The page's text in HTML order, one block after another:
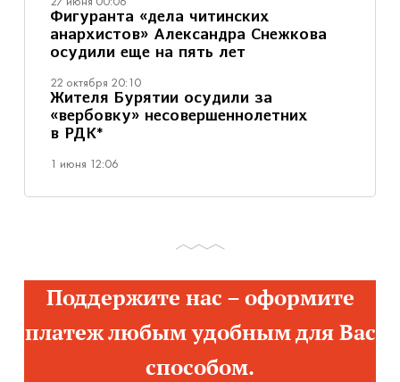
Фигуранта «дела читинских
анархистов» Александра Снежкова
осудили еще на пять лет
22 октября 20:10
Жителя Бурятии осудили за
«вербовку» несовершеннолетних
в РДК*
1 июня 12:06
Поддержите нас – оформите
платеж любым удобным для Вас
способом.